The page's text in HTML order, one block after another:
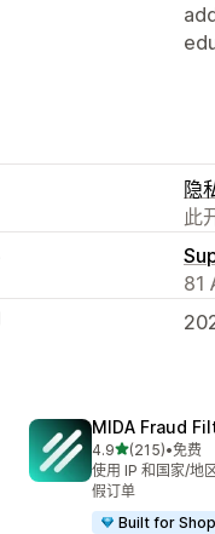
隐
此
81
MIDA Fraud
4.9星（满分 5 星）
(215)
总共 215 条评论
•免费
使用 IP 和国家/地
假订单
Built for